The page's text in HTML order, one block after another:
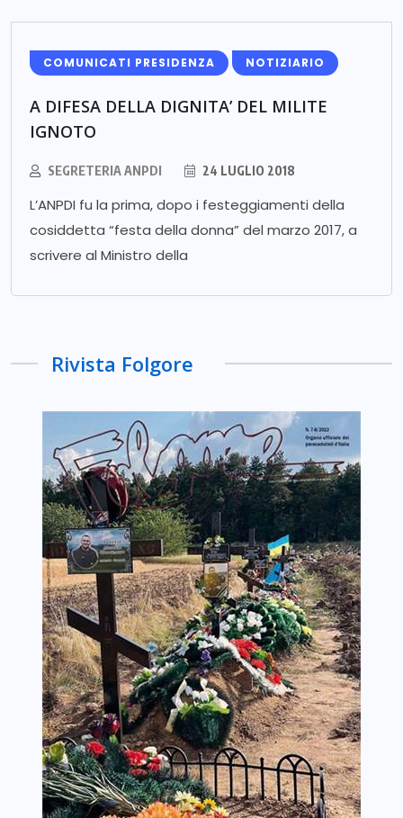
COMUNICATI PRESIDENZA NOTIZIARIO
A DIFESA DELLA DIGNITA’ DEL MILITE
IGNOTO
SEGRETERIA ANPDI 24 LUGLIO 2018
L’ANPDI fu la prima, dopo i festeggiamenti della
cosiddetta “festa della donna” del marzo 2017, a
scrivere al Ministro della
Rivista Folgore